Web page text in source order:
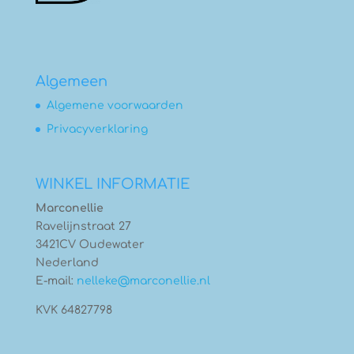
Algemeen
Algemene voorwaarden
Privacyverklaring
WINKEL INFORMATIE
Marconellie
Ravelijnstraat 27
3421CV Oudewater
Nederland
E-mail: nelleke@marconellie.nl
KVK 64827798